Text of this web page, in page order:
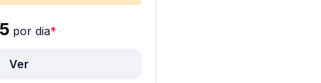
por dia*
Ver